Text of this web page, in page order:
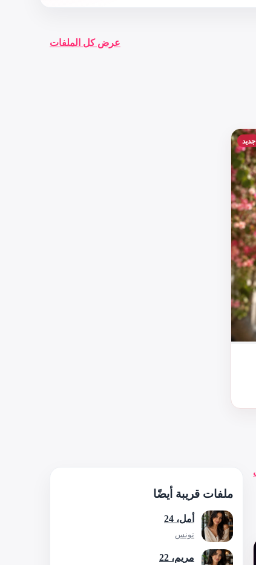
عرض كل الملفات
جديد
ملفات قريبة أيضًا
أمل، 24
تونس
مريم، 22